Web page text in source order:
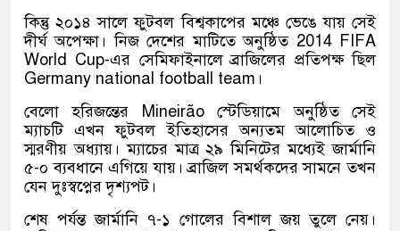
কিন্তু ২০১৪ সালে ফুটবল বিশ্বকাপের মঞ্চে ভেঙে যায় সেই
দীর্ঘ অপেক্ষা। নিজ দেশের মাটিতে অনুষ্ঠিত 2014 FIFA
World Cup-এর সেমিফাইনালে ব্রাজিলের প্রতিপক্ষ ছিল
Germany national football team ।
বেলো হরিজন্তের Mineirãoস্টেডিয়ামে অনুষ্ঠিত সেই
ম্যাচটি এখন ফুটবল ইতিহাসের অন্যতম আলোচিত ও
স্মরণীয় অধ্যায়। ম্যাচের মাত্র ২৯ মিনিটের মধ্যেই জার্মানি
৫-০ ব্যবধানে এগিয়ে যায়। ব্রাজিল সমর্থকদের সামনে তখন
যেন দুঃস্বপ্নের দৃশ্যপট।
শেষ পর্যন্ত জার্মানি ৭-১ গোলের বিশাল জয় তুলে নেয়।